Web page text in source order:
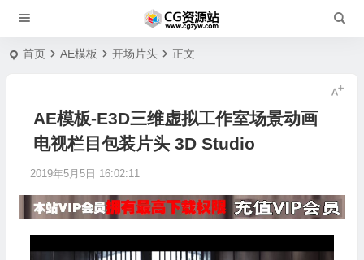
首页 AE模板 开场片头 正文
AE模板-E3D三维虚拟工作室场景动画
电视栏目包装片头 3D Studio
2019年5月5日 16:02:11